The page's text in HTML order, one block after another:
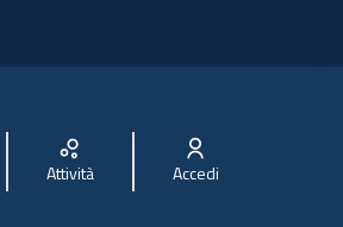
Attività Accedi